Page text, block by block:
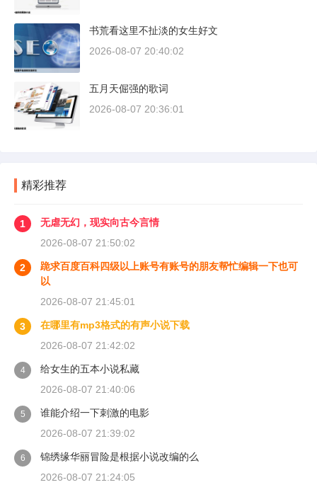
书荒看这里不扯淡的女生好文
2026-08-07 20:40:02
五月天倔强的歌词
2026-08-07 20:36:01
精彩推荐
1
无虐无幻，现实向古今言情
2026-08-07 21:50:02
2
跪求百度百科四级以上账号有账号的朋友帮忙编辑一下也可
以
2026-08-07 21:45:01
3
在哪里有mp3格式的有声小说下载
2026-08-07 21:42:02
4
给女生的五本小说私藏
2026-08-07 21:40:06
5
谁能介绍一下刺激的电影
2026-08-07 21:39:02
6
锦绣缘华丽冒险是根据小说改编的么
2026-08-07 21:24:05